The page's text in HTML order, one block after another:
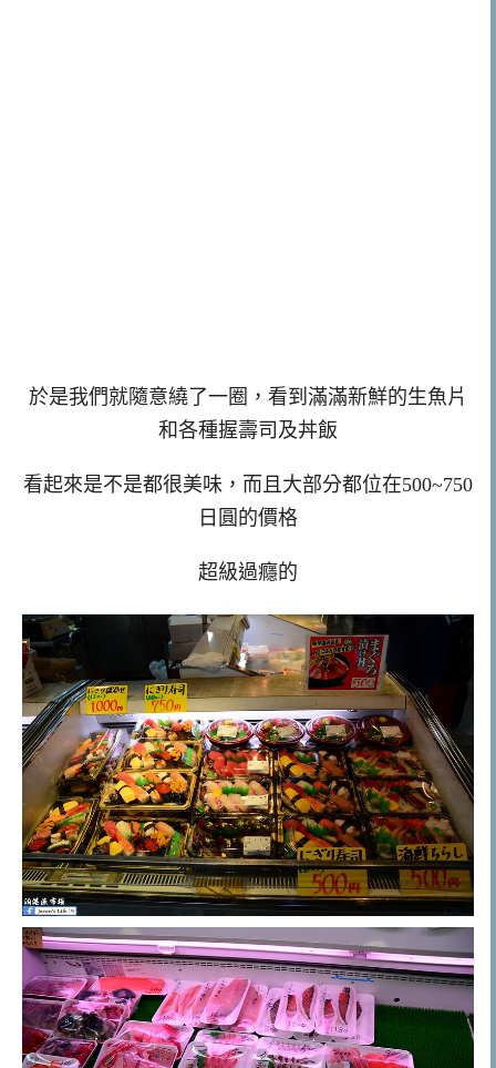
於是我們就隨意繞了一圈，看到滿滿新鮮的生魚片
和各種握壽司及丼飯
看起來是不是都很美味，而且大部分都位在500~750
日圓的價格
超級過癮的